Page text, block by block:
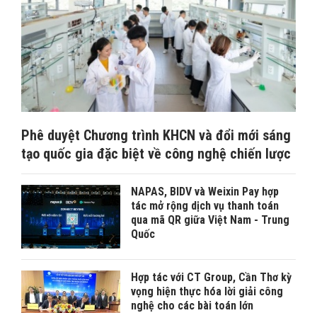
Phê duyệt Chương trình KHCN và đổi mới sáng
tạo quốc gia đặc biệt về công nghệ chiến lược
NAPAS, BIDV và Weixin Pay hợp
tác mở rộng dịch vụ thanh toán
qua mã QR giữa Việt Nam - Trung
Quốc
Hợp tác với CT Group, Cần Thơ kỳ
vọng hiện thực hóa lời giải công
nghệ cho các bài toán lớn